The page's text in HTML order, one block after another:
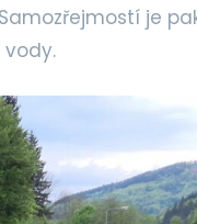
je